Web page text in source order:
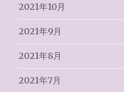
2021年10月
2021年9月
2021年8月
2021年7月